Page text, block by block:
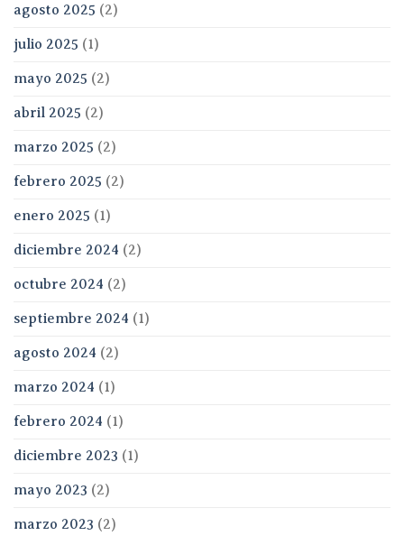
agosto 2025 (2)
julio 2025 (1)
mayo 2025 (2)
abril 2025 (2)
marzo 2025 (2)
febrero 2025 (2)
enero 2025 (1)
diciembre 2024 (2)
octubre 2024 (2)
septiembre 2024 (1)
agosto 2024 (2)
marzo 2024 (1)
febrero 2024 (1)
diciembre 2023 (1)
mayo 2023 (2)
marzo 2023 (2)